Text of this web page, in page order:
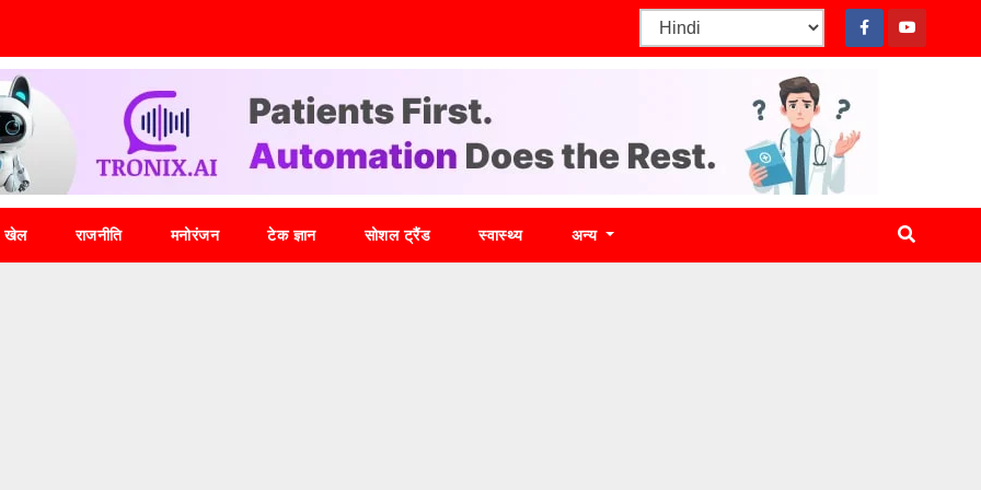
खेल राजनीति मनोरंजन टेक ज्ञान सोशल ट्रैंड स्वास्थ्य अन्य